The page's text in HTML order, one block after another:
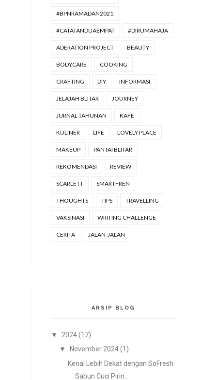
#BPNRAMADAN2021
#CATATANDUAEMPAT #DIRUMAHAJA
ADERATION PROJECT BEAUTY
BODYCARE COOKING
CRAFTING DIY INFORMASI
JELAJAH BLITAR JOURNEY
JURNAL TAHUNAN KAFE
KULINER LIFE LOVELY PLACE
MAKEUP PANTAI BLITAR
REKOMENDASI REVIEW
SCARLETT SMARTFREN
THOUGHTS TIPS TRAVELLING
VAKSINASI WRITING CHALLENGE
CERITA JALAN-JALAN
ARSIP BLOG
▼ 2024(17)
▼
November 2024 (1)
Kenal Lebih Dekat dengan SoFresh:
Sabun Cuci Pirin...